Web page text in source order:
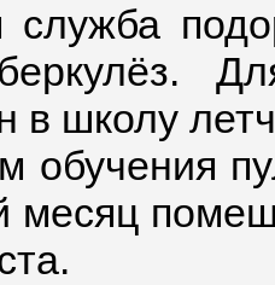
служба
в школу
обучения